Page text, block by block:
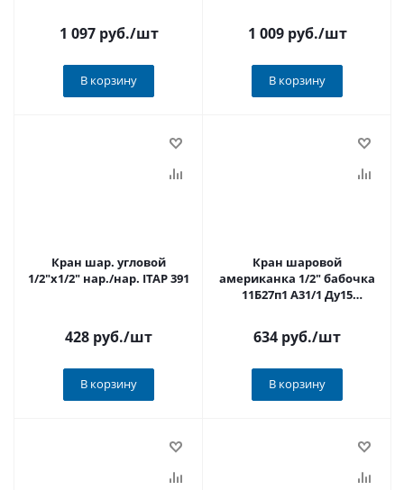
1 097 руб./шт
В корзину
1 009 руб./шт
В корзину
Кран шар. угловой
1/2"х1/2" нар./нар. ITAP 391
428 руб./шт
В корзину
Кран шаровой
американка 1/2" бабочка
11Б27п1 А31/1 Ду15
634 руб./шт
В корзину